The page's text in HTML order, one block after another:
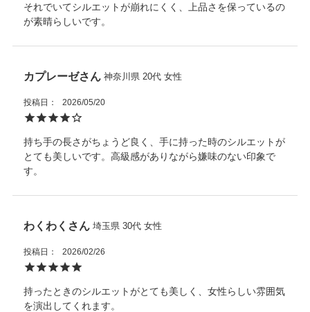
それでいてシルエットが崩れにくく、上品さを保っているの
が素晴らしいです。
カプレーゼ 神奈川県 20代 女性
投稿日 2026/05/20
持ち手の長さがちょうど良く、手に持った時のシルエットが
とても美しいです。高級感がありながら嫌味のない印象で
す。
わくわく 埼玉県 30代 女性
投稿日 2026/02/26
持ったときのシルエットがとても美しく、女性らしい雰囲気
を演出してくれます。